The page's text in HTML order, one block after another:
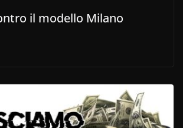
il modello Milano